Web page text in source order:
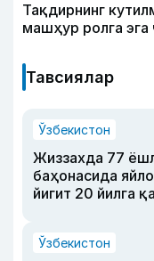
Тақдирнинг
машҳур ролга эга
Тавсиялар
Ўзбекистон
Жиззахда 77
баҳонасида
йигит 20 йилга
Ўзбекистон